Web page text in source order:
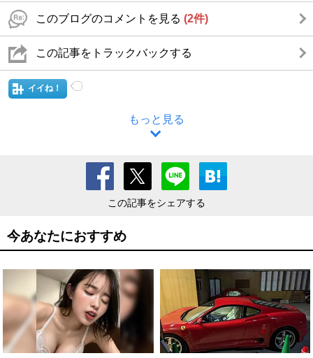
このブログのコメントを見る (2件)
この記事をトラックバックする
イイね！
もっと見る
この記事をシェアする
今あなたにおすすめ